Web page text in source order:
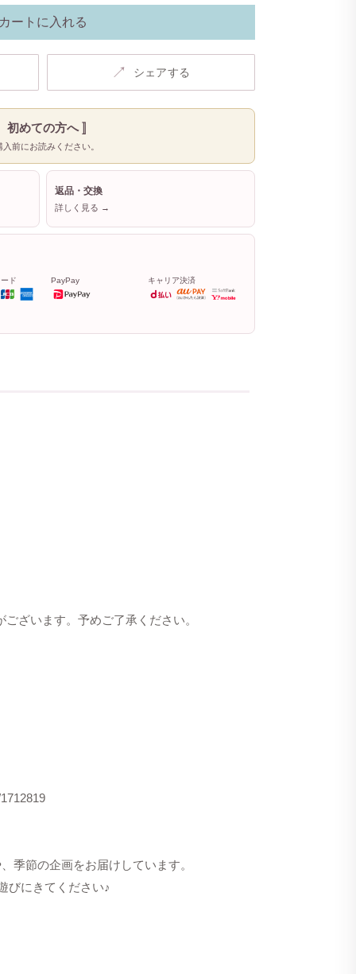
ートに入れる
↗ シェアする
初めての方へ 〛
入前にお読みください。
返品・交換
詳しく見る →
ド PayPay キャリア決済
ざいます。予めご了承ください。
季節の企画をお届けしています。
びにきてください♪